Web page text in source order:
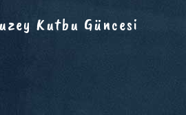
Kutbu Güncesi